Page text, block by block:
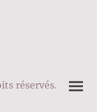
réservés.